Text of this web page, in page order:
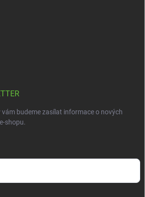
vám budeme zasílat informace o nových
shopu.